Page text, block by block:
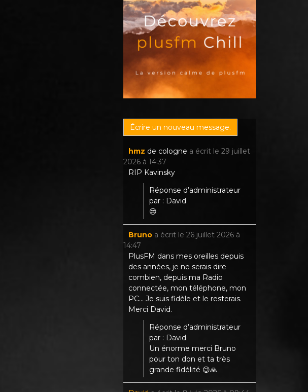
hmz de cologne a écrit le 29 juillet
2026 à 14:37
RIP Kavinsky
Réponse d’administrateur
par : David
😢
Bruno a écrit le 26 juillet 2026 à
14:47
PlusFM dans mes oreilles depuis
des années, je ne serais dire
combien, depuis ma Radio
connectée, mon téléphone, mon
PC... Je suis fidèle et le resterais.
Merci David.
Réponse d’administrateur
par : David
Un énorme merci Bruno
pour ton don et ta très
grande fidélité 😉🙏